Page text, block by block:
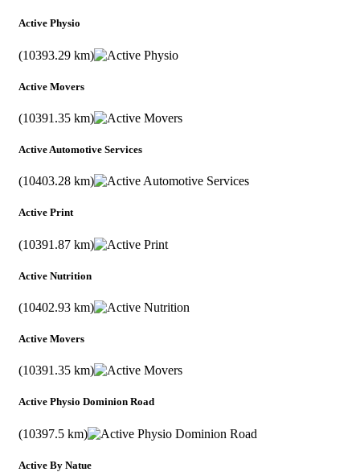
Active Physio
(10393.29 km)
Active Movers
(10391.35 km)
Active Automotive Services
(10403.28 km)
Active Print
(10391.87 km)
Active Nutrition
(10402.93 km)
Active Movers
(10391.35 km)
Active Physio Dominion Road
(10397.5 km)
Active By Natue